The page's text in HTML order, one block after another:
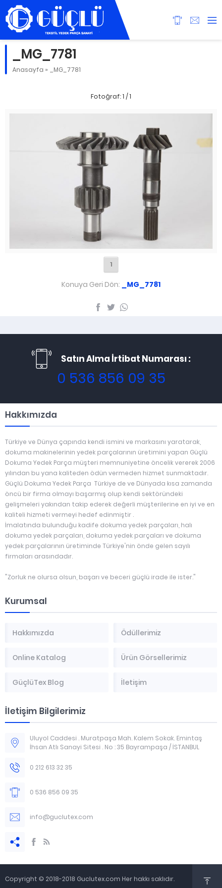
_MG_7781
Anasayfa » _MG_7781
Fotoğraf: 1 / 1
1
Konuya Geri Dön: _MG_7781
Satın Alma İrtibat Numarası :
0 536 856 09 35
Hakkımızda
Türkiye ve Dünya çapında kendi ismini ve markasını yaratarak,
dokuma makinelerinin yedek parçalarının üretimini yapan Güçlü
Dokuma Yedek Parça müşteri memnuniyetine öncelik vererek 2006
yılından bu yana kaliteden ödün vermeden hizmet sunmaktadır.
Güçlü Dokuma Yedek Parça Türkiye de ve Dünyada kısa zamanda
öncü bir firma olmayı başarmış olup kendi sektöründeki
gelişmeleri yakından takip ederek değerli müşterilerine en iyi ve en
kaliteli hizmeti vermeyi hedef edinmiştir .
İmalatında bulunduğu kadife dokuma yedek parçaları, halı
dokuma yedek parçaları, dokuma yedek parçaları ve dokuma
yedek parçalarının üretiminde Türkiye'nin önde gelen sayılı
firmaları arasındadır.
"Zorluk ne olursa olsun, başarı ve beceri güçlü irade ile ister."
Kurumsal
Hakkımızda Ödüllerimiz
Online Katalog Ürün Görsellerimiz
GüçlüTex Blog İletişim
İletişim Bilgilerimiz
Uluyol Caddesi . Muratpaşa Mah. Kalem Sokak. Emintaş
İhsan Atlı Sanayi Sitesi . No : 35 Bayrampaşa / İSTANBUL
0 212 613 32 35
0 536 856 09 35
info@guclutex.com
Copyright © 2018-2018 Guclutex.com Her hakkı saklıdır.